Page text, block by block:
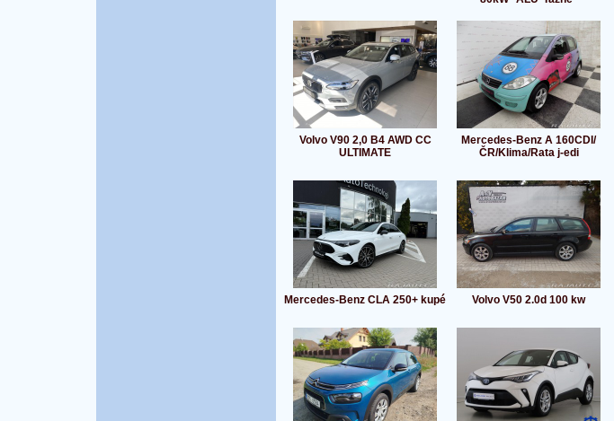
Volvo V90 2,0 B4 AWD CC
ULTIMATE
Mercedes-Benz A 160CDI/
ČR/Klima/Rata j-edi
Mercedes-Benz CLA 250+ kupé Volvo V50 2.0d 100 kw